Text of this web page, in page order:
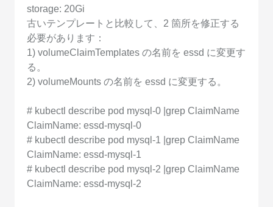
storage: 20Gi
古いテンプレートと比較して、2 箇所を修正する
必要があります：
1) volumeClaimTemplates の名前を essd に変更す
る。
2) volumeMounts の名前を essd に変更する。
# kubectl describe pod mysql-0 |grep ClaimName
ClaimName: essd-mysql-0
# kubectl describe pod mysql-1 |grep ClaimName
ClaimName: essd-mysql-1
# kubectl describe pod mysql-2 |grep ClaimName
ClaimName: essd-mysql-2